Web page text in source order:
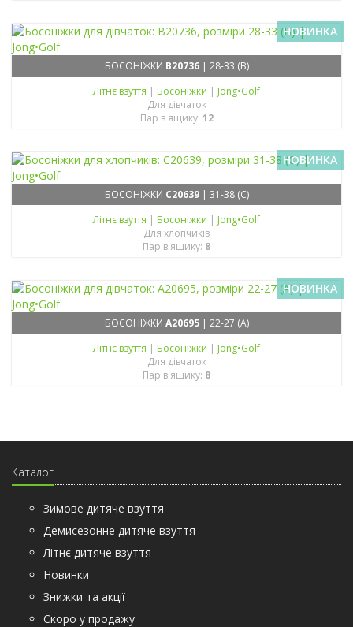
НОВИНКА
БОСОНІЖКИ B20736| 28-33 (B)
Літнє взуття | Босоніжки | Jong•Golf
Для дівчаток
Пар в ящику: 12
НОВИНКА
БОСОНІЖКИ C20639| 31-38 (C)
Літнє взуття | Босоніжки | Jong•Golf
Для хлопчиків
Пар в ящику: 8
НОВИНКА
БОСОНІЖКИ A20695| 22-27 (A)
Літнє взуття | Босоніжки | Jong•Golf
Для дівчаток
Пар в ящику: 8
Каталог
Зимове дитяче взуття
Демисезонне дитяче взуття
Літнє дитяче взуття
Новинки
Знижки та акції
Скоро у продажу